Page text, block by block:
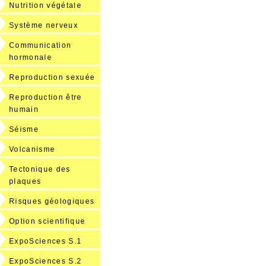
Nutrition végétale
Système nerveux
Communication
hormonale
Reproduction sexuée
Reproduction être
humain
Séisme
Volcanisme
Tectonique des
plaques
Risques géologiques
Option scientifique
ExpoSciences S.1
ExpoSciences S.2